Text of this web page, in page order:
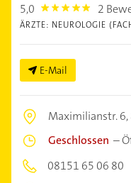
5,0 5.0 2
ÄRZTE: NEUROLOGIE
E-Mail
Maximilianstr. 6,
Geschlossen –
08151 65 06 80